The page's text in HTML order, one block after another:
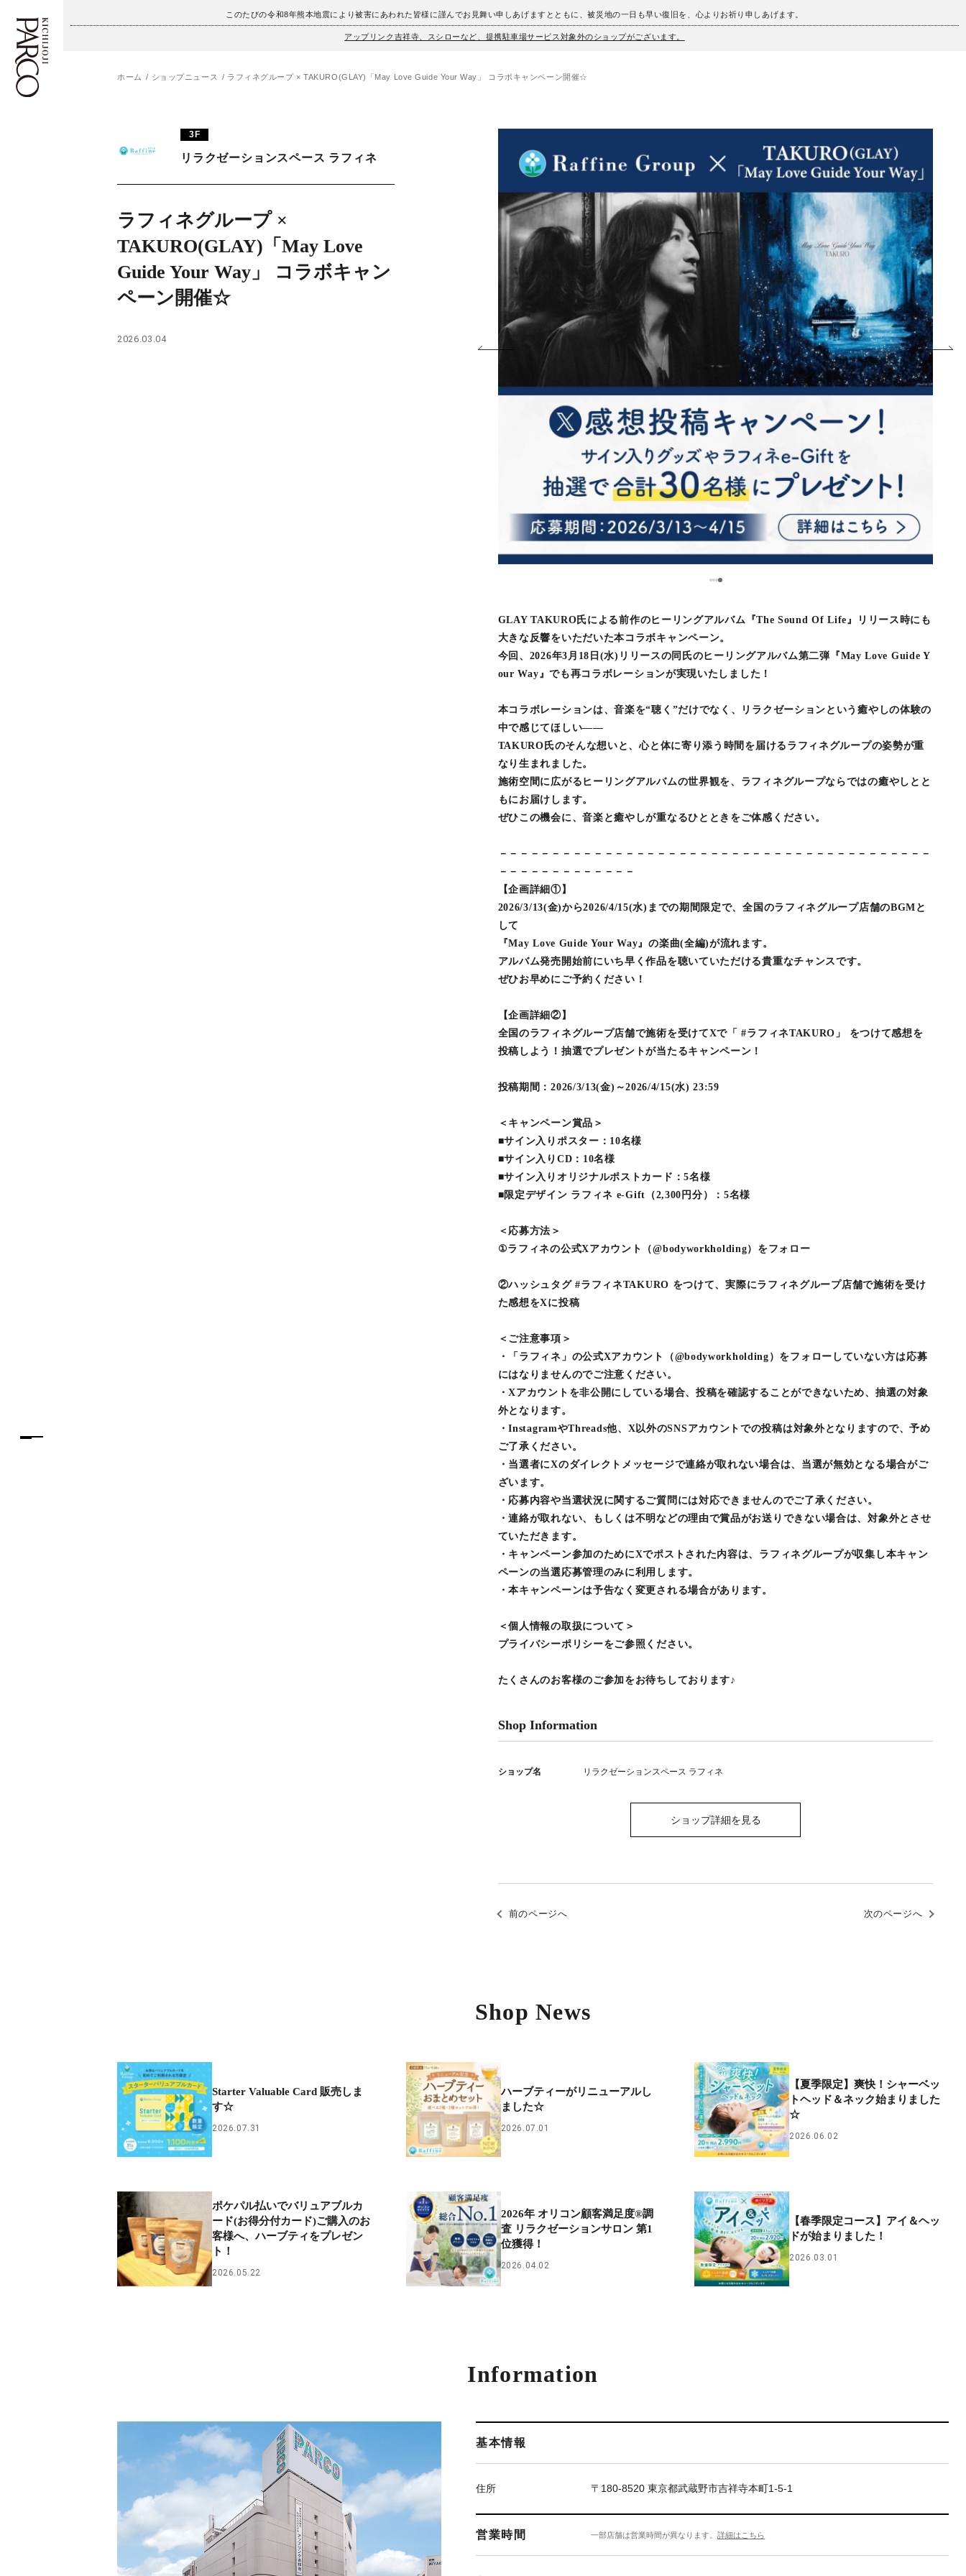
このたびの令和8年熊本地震により被害にあわれた皆様に謹んでお見舞い申しあげますとともに、被災地の一日も早い復旧を、心よりお祈り申しあげます。
アップリンク吉祥寺、スシローなど、提携駐車場サービス対象外のショップがございます。
施設案内・アクセス
レストラン・カフェ
TAX FREE
ภาษาไทย
ホーム ショップニュース ラフィネグループ × TAKURO(GLAY)「May Love Guide Your Way」 コラボキャンペーン開催☆
3F
リラクゼーションスペース ラフィネ
ラフィネグループ ×
TAKURO(GLAY)「May Love
Guide Your Way」 コラボキャン
ペーン開催☆
2026.03.04
1234
GLAY TAKURO氏による前作のヒーリングアルバム『The Sound Of Life』リリース時にも
大きな反響をいただいた本コラボキャンペーン。
今回、2026年3月18日(水)リリースの同氏のヒーリングアルバム第二弾『May Love Guide Y
our Way』でも再コラボレーションが実現いたしました！
本コラボレーションは、音楽を“聴く”だけでなく、リラクゼーションという癒やしの体験の
中で感じてほしい――
TAKURO氏のそんな想いと、心と体に寄り添う時間を届けるラフィネグループの姿勢が重
なり生まれました。
施術空間に広がるヒーリングアルバムの世界観を、ラフィネグループならではの癒やしとと
もにお届けします。
ぜひこの機会に、音楽と癒やしが重なるひとときをご体感ください。
－－－－－－－－－－－－－－－－－－－－－－－－－－－－－－－－－－－－－－－－－
－－－－－－－－－－－－－
【企画詳細①】
2026/3/13(金)から2026/4/15(水)までの期間限定で、全国のラフィネグループ店舗のBGMと
して
『May Love Guide Your Way』の楽曲(全編)が流れます。
アルバム発売開始前にいち早く作品を聴いていただける貴重なチャンスです。
ぜひお早めにご予約ください！
【企画詳細②】
全国のラフィネグループ店舗で施術を受けてXで「 #ラフィネTAKURO」 をつけて感想を
投稿しよう！抽選でプレゼントが当たるキャンペーン！
投稿期間：2026/3/13(金)～2026/4/15(水) 23:59
＜キャンペーン賞品＞
■サイン入りポスター：10名様
■サイン入りCD：10名様
■サイン入りオリジナルポストカード：5名様
■限定デザイン ラフィネ e-Gift（2,300円分）：5名様
＜応募方法＞
①ラフィネの公式Xアカウント（@bodyworkholding）をフォロー
②ハッシュタグ #ラフィネTAKURO をつけて、実際にラフィネグループ店舗で施術を受け
た感想をXに投稿
＜ご注意事項＞
・「ラフィネ」の公式Xアカウント（@bodyworkholding）をフォローしていない方は応募
にはなりませんのでご注意ください。
・Xアカウントを非公開にしている場合、投稿を確認することができないため、抽選の対象
外となります。
・InstagramやThreads他、X以外のSNSアカウントでの投稿は対象外となりますので、予め
ご了承ください。
・当選者にXのダイレクトメッセージで連絡が取れない場合は、当選が無効となる場合がご
ざいます。
・応募内容や当選状況に関するご質問には対応できませんのでご了承ください。
・連絡が取れない、もしくは不明などの理由で賞品がお送りできない場合は、対象外とさせ
ていただきます。
・キャンペーン参加のためにXでポストされた内容は、ラフィネグループが収集し本キャン
ペーンの当選応募管理のみに利用します。
・本キャンペーンは予告なく変更される場合があります。
＜個人情報の取扱について＞
プライバシーポリシーをご参照ください。
たくさんのお客様のご参加をお待ちしております♪
Shop Information
ショップ名 リラクゼーションスペース ラフィネ
ショップ詳細を見る
前のページへ 次のページへ
Shop News
Starter Valuable Card 販売しま
す☆
2026.07.31
ハーブティーがリニューアルし
ました☆
2026.07.01
【夏季限定】爽快！シャーベッ
トヘッド＆ネック始まりました
☆
2026.06.02
ポケパル払いでバリュアブルカ
ード(お得分付カード)ご購入のお
客様へ、ハーブティをプレゼン
ト！
2026.05.22
2026年 オリコン顧客満足度®調
査 リラクゼーションサロン 第1
位獲得！
2026.04.02
【春季限定コース】アイ＆ヘッ
ドが始まりました！
2026.03.01
Information
基本情報
住所 〒180-8520 東京都武蔵野市吉祥寺本町1-5-1
営業時間 一部店舗は営業時間が異なります。詳細はこちら